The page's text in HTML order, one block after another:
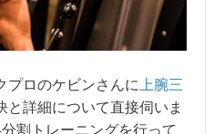
プロのケビンさんに 上腕三
と詳細について直接伺いま
割トレーニングを行って